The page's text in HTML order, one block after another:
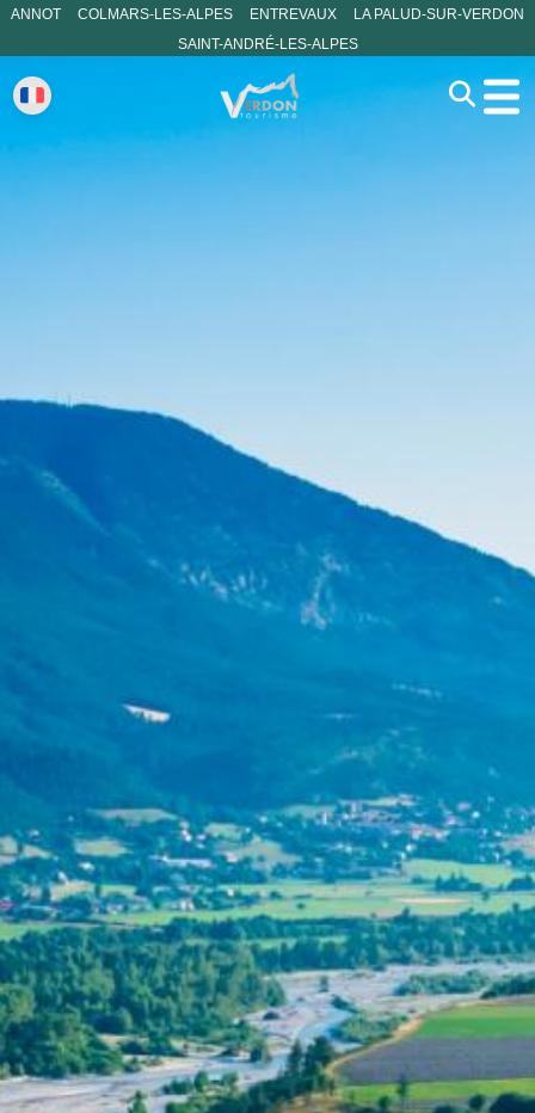
ANNOT COLMARS-LES-ALPES ENTREVAUX
LA PALUD-SUR-VERDON
SAINT-ANDRÉ-LES-ALPES